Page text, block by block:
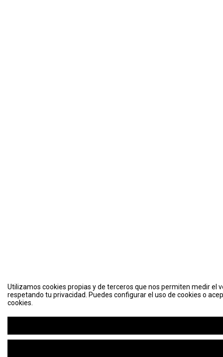
Utilizamos cookies propias y de terceros que nos permiten medir el
respetando tu privacidad. Puedes configurar el uso de cookies o
cookies.